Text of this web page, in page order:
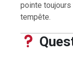
pointe
tempête.